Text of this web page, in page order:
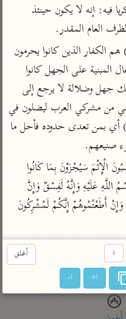
موسوعة التفسير
المأثور
الدر المنثور
تفسير ابن أبي حاتم
تفسير مقاتل
تفسير قتادة
•تويتر
القرآني
العام المقدر.
صنيعهم.
أغلق ↓
ا+ ا-